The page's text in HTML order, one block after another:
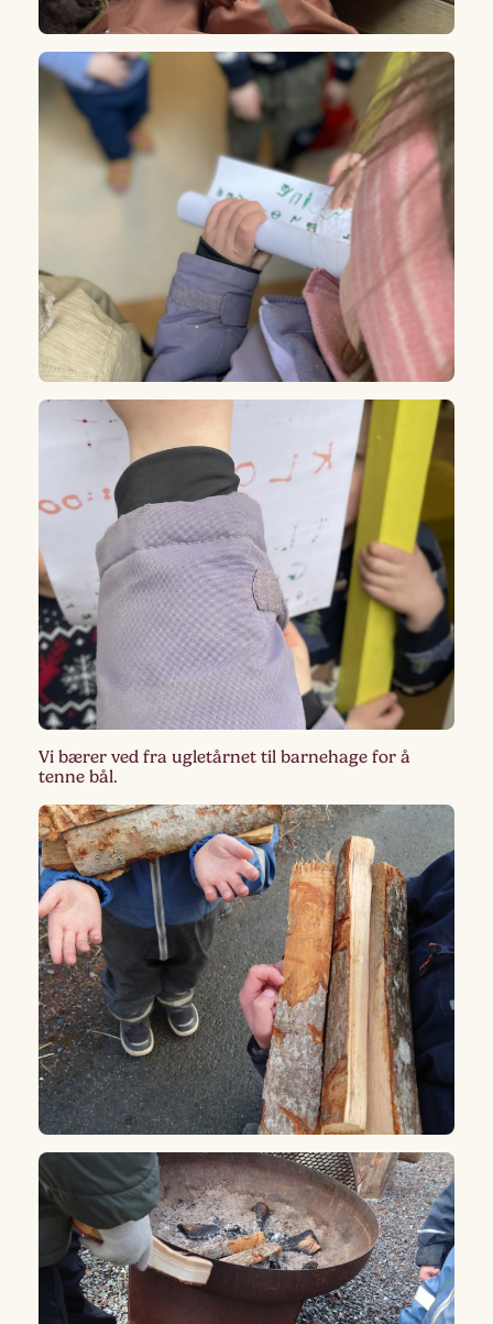
Vi bærer ved fra ugletårnet til barnehage for å
tenne bål.